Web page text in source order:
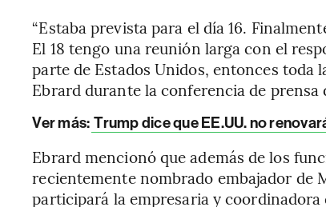
“Estaba prevista para el día 16.
El 18 tengo una reunión larga con el
parte de Estados Unidos, entonces toda
Ebrard durante la conferencia de
Ver más: Trump dice que EE.UU. no
Ebrard mencionó que además de los
recientemente nombrado embajador de
participará la empresaria y